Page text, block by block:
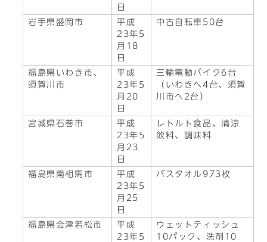
日
岩手県盛岡市
平成
23年5
月18
日
中古自転車50台
福島県いわき市、
須賀川市
平成
23年5
月20
日
三輪電動バイク6台
（いわきへ4台、須賀
川市へ2台）
宮城県石巻市
平成
23年5
月23
日
レトルト食品、清涼
飲料、調味料
福島県南相馬市
平成
23年5
月25
日
バスタオル973枚
福島県会津若松市
平成
23年5
ウェットティッシュ
10パック、洗剤10